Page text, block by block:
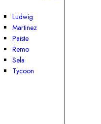
Ludwig
Martinez
Paiste
Remo
Sela
Tycoon